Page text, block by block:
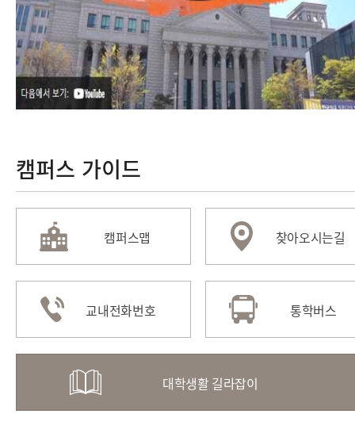
캠퍼스 가이드
캠퍼스맵 찾아오시는길
교내전화번호 통학버스
대학생활 길라잡이